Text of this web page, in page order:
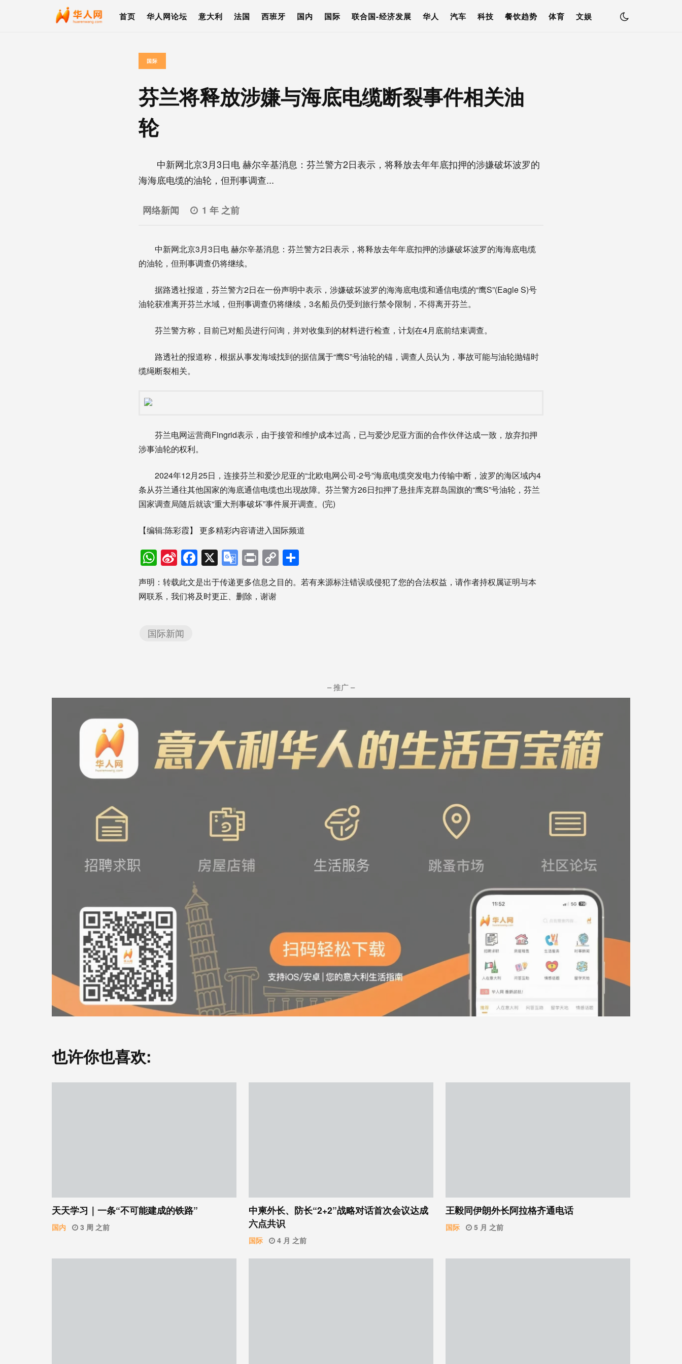
首页 华人网论坛 意大利 法国 西班牙 国内 国际 联合国-经济发展 华人 汽车 科技 餐饮趋势 体育 文娱
国际
芬兰将释放涉嫌与海底电缆断裂事件相关油
轮
中新网北京3月3日电 赫尔辛基消息：芬兰警方2日表示，将释放去年年底扣押的涉嫌破坏波罗的
海海底电缆的油轮，但刑事调查...
网络新闻 1 年 之前
中新网北京3月3日电 赫尔辛基消息：芬兰警方2日表示，将释放去年年底扣押的涉嫌破坏波罗的海海底电缆
的油轮，但刑事调查仍将继续。
据路透社报道，芬兰警方2日在一份声明中表示，涉嫌破坏波罗的海海底电缆和通信电缆的“鹰S”(Eagle S)号
油轮获准离开芬兰水域，但刑事调查仍将继续，3名船员仍受到旅行禁令限制，不得离开芬兰。
芬兰警方称，目前已对船员进行问询，并对收集到的材料进行检查，计划在4月底前结束调查。
路透社的报道称，根据从事发海域找到的据信属于“鹰S”号油轮的锚，调查人员认为，事故可能与油轮抛锚时
缆绳断裂相关。
芬兰电网运营商Fingrid表示，由于接管和维护成本过高，已与爱沙尼亚方面的合作伙伴达成一致，放弃扣押
涉事油轮的权利。
2024年12月25日，连接芬兰和爱沙尼亚的“北欧电网公司-2号”海底电缆突发电力传输中断，波罗的海区域内4
条从芬兰通往其他国家的海底通信电缆也出现故障。芬兰警方26日扣押了悬挂库克群岛国旗的“鹰S”号油轮，芬兰
国家调查局随后就该“重大刑事破坏”事件展开调查。(完)
【编辑:陈彩霞】 更多精彩内容请进入国际频道
WhatsApp
Sina
Weibo
Facebook
X Google
Translate
PrintCopy
Link享
声明：转载此文是出于传递更多信息之目的。若有来源标注错误或侵犯了您的合法权益，请作者持权属证明与本
网联系，我们将及时更正、删除，谢谢
国际新闻
– 推广 –
也许你也喜欢:
天天学习｜一条“不可能建成的铁路”
国内 3 周 之前
中柬外长、防长“2+2”战略对话首次会议达成
六点共识
国际 4 月 之前
王毅同伊朗外长阿拉格齐通电话
国际 5 月 之前